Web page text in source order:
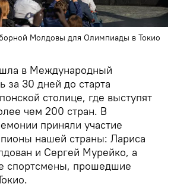
Молдовы для Олимпиады в Токио
в Международный
за 30 дней до старта
столице, где выступят
чем 200 стран. В
приняли участие
нашей страны: Лариса
и Сергей Мурейко, а
спортсмены, прошедшие